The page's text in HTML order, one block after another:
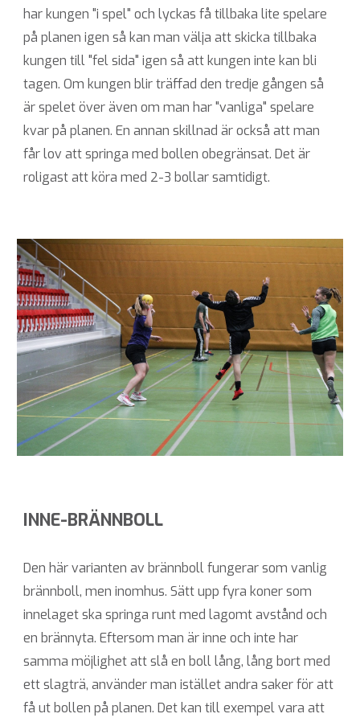
har kungen "i spel" och lyckas få tillbaka lite spelare
på planen igen så kan man välja att skicka tillbaka
kungen till "fel sida" igen så att kungen inte kan bli
tagen. Om kungen blir träffad den tredje gången så
är spelet över även om man har "vanliga" spelare
kvar på planen. En annan skillnad är också att man
får lov att springa med bollen obegränsat. Det är
roligast att köra med 2-3 bollar samtidigt.
INNE-BRÄNNBOLL
Den här varianten av brännboll fungerar som vanlig
brännboll, men inomhus. Sätt upp fyra koner som
innelaget ska springa runt med lagomt avstånd och
en brännyta. Eftersom man är inne och inte har
samma möjlighet att slå en boll lång, lång bort med
ett slagträ, använder man istället andra saker för att
få ut bollen på planen. Det kan till exempel vara att